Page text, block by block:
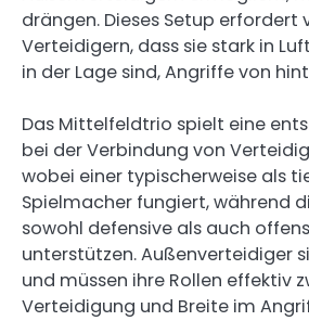
drängen. Dieses Setup erfordert
Verteidigern, dass sie stark in
in der Lage sind, Angriffe von
Das Mittelfeldtrio spielt eine
bei der Verbindung von
wobei einer typischerweise als
Spielmacher fungiert, während
sowohl defensive als auch
unterstützen. Außenverteidiger
und müssen ihre Rollen effektiv
Verteidigung und Breite im